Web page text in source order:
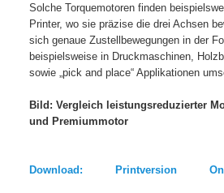
Solche Torquemotoren finden
Printer, wo sie präzise die drei Achsen
sich genaue Zustellbewegungen in der
beispielsweise in Druckmaschinen,
sowie „pick and place“ Applikationen
Bild: Vergleich leistungsreduzierter
und Premiummotor
Download: Printversion